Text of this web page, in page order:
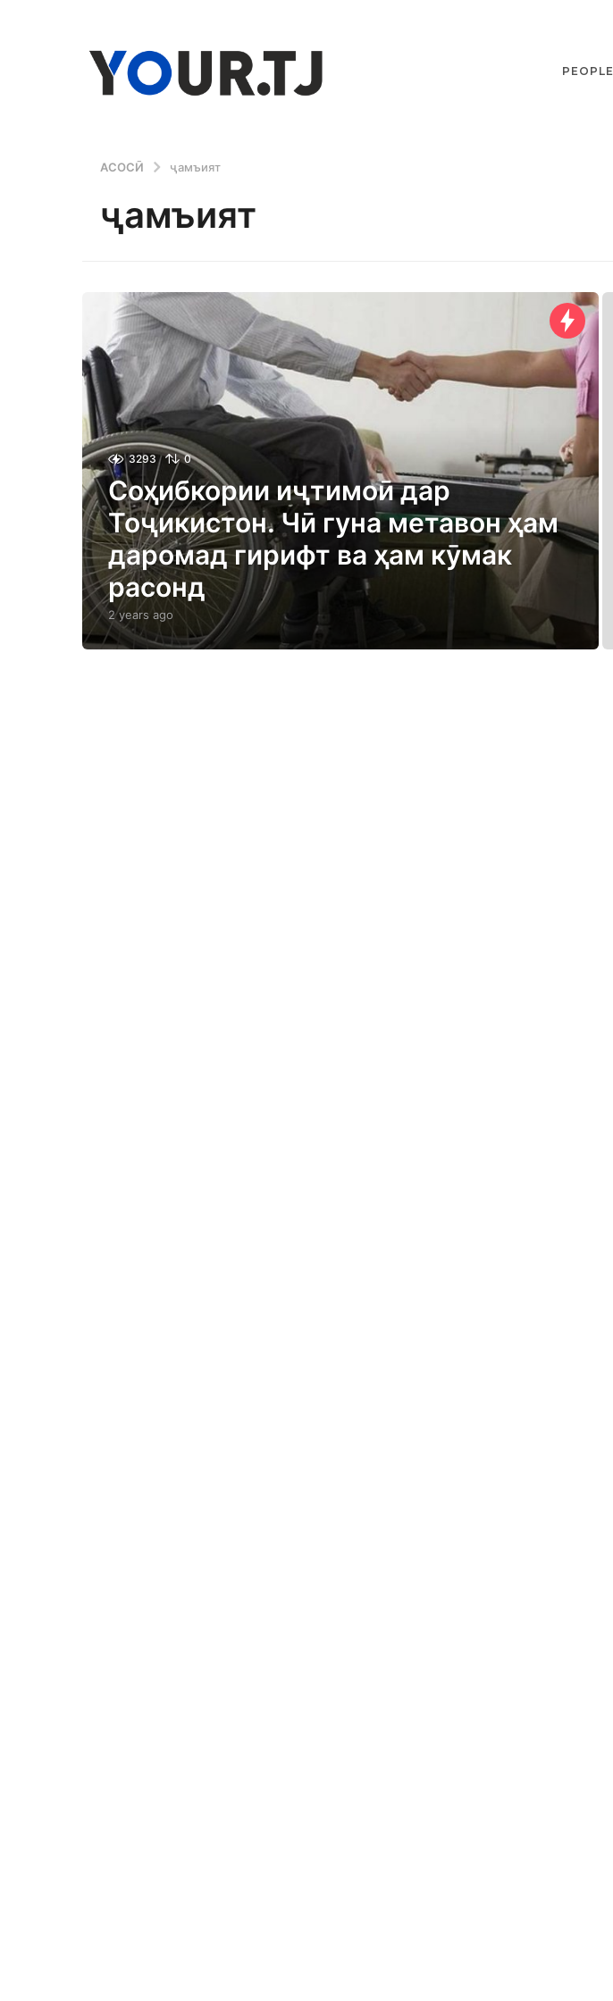
PEOPLE
АСОСӢ ҷамъият
ҷамъият
3293 0
Соҳибкории иҷтимоӣ дар
Тоҷикистон. Чӣ гуна метавон ҳам
даромад гирифт ва ҳам кӯмак
расонд
2 years ago 2
y
e